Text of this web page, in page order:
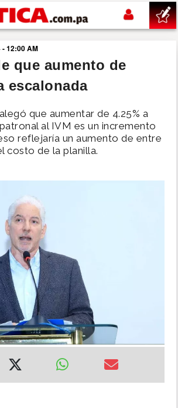
principal
- 12:00 AM
que aumento de
escalonada
que aumentar de 4.25% a
al IVM es un incremento
reflejaría un aumento de entre
costo de la planilla.